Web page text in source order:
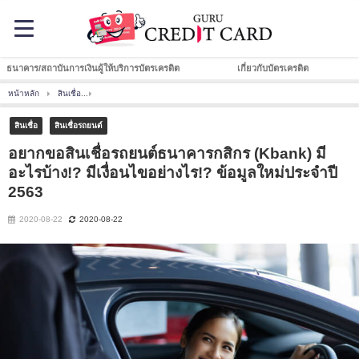
ธนาคาร/สถาบันการเงินผู้ให้บริการบัตรเครดิต เกี่ยวกับบัตรเครดิต
หน้าหลัก สินเชื่อ
สินเชื่อ สินเชื่อรถยนต์
อยากขอสินเชื่อรถยนต์ธนาคารกสิกร (Kbank) มี
อะไรบ้าง!? มีเงื่อนไขอย่างไร!? ข้อมูลใหม่ประจำปี
2563
2020-08-22 2020-08-22